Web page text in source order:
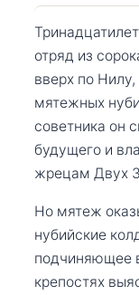
отряд из
вверх по
мятежных
советника он
будущего и
жрецам Двух
Но мятеж
нубийские
подчиняющее
крепостях